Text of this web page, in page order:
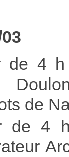
de 4
de
de 4